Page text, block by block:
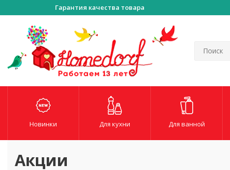
Гарантия качества товара
Новинки Для кухни Для ванной
Акции